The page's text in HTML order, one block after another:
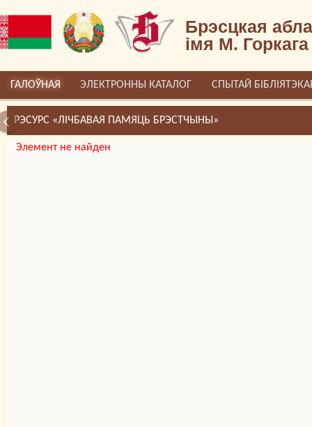
Брэсцкая
імя М. Горкага
ГАЛОЎНАЯ ЭЛЕКТРОННЫ КАТАЛОГ СПЫТАЙ
РЭСУРС «ЛІЧБАВАЯ ПАМЯЦЬ БРЭСТЧЫНЫ»
Элемент не найден